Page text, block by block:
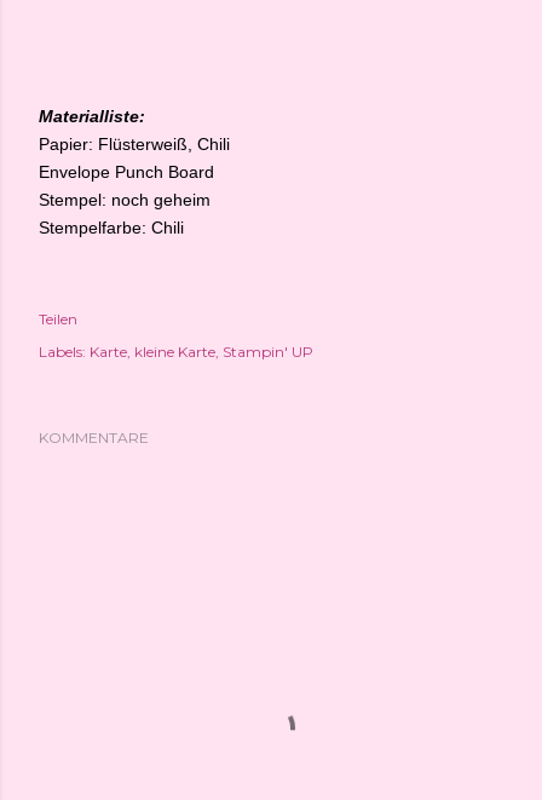
Materialliste:
Papier: Flüsterweiß, Chili
Envelope Punch Board
Stempel: noch geheim
Stempelfarbe: Chili
Teilen
Labels: Karte kleine Karte Stampin' UP
KOMMENTARE